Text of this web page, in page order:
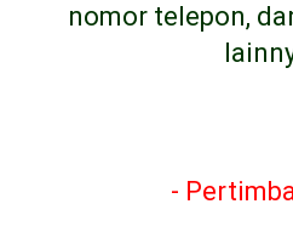
nomor telepon,
-